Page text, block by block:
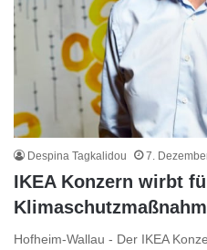
Despina Tagkalidou 7.
IKEA Konzern wirbt
Hofheim-Wallau - Der IKEA